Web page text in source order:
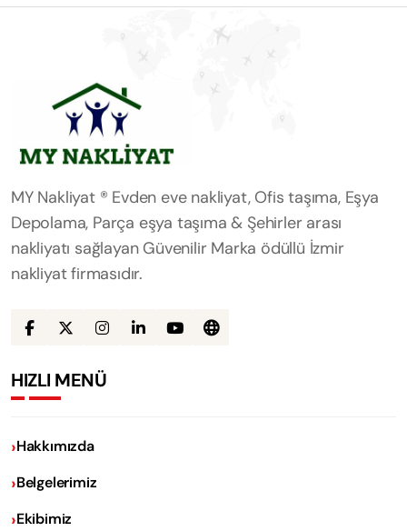
MY Nakliyat ® Evden eve nakliyat, Ofis taşıma, Eşya
Depolama, Parça eşya taşıma & Şehirler arası
nakliyatı sağlayan Güvenilir Marka ödüllü İzmir
nakliyat firmasıdır.
HIZLI MENÜ
Hakkımızda
Belgelerimiz
Ekibimiz